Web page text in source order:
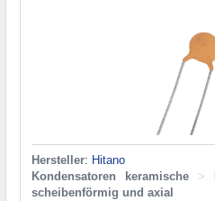
Hersteller: Hitano
Kondensatoren keramische
>
scheibenförmig und axial